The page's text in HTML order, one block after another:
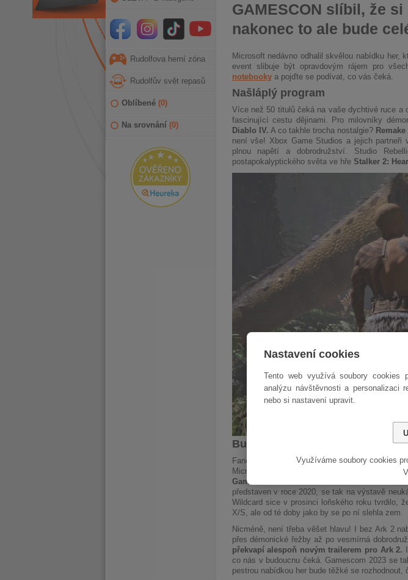
Nastavení cookies
Tento web využívá soubory cookies
analýzu návštěvnosti a personalizaci
nebo si nastavení upravit.
Využíváme soubory cookies
Rudolfova herní zóna
Rudolfův svět repasů
Oblíbené (0)
Na srovnání (0)
GAMESCON slíbil, že
nakonec to ale bude
Microsoft nedávno odhalil skvělou nabídku her,
event slibuje být opravdovým rájem pro
notebookya pojďte se podívat, co vás čeká.
Našláplý program
Více než 50 titulů čeká na vaše dychtivé ruce a
fascinující cestu dějinami. Pro milovníky
Diablo IV. A co takhle trocha nostalgie?
není vše! Xbox Game Studios a jejich
plnou napětí a dobrodružství. Studio
postapokalyptického světa ve hře Stalker 2:
Bude nebo nebude Ark 2?
Fanoušci dinosauřího survivalu Ark 2 budou
Microsoft musel tuto informaci opravit. "Šlo o
Gamescomu nesetkáme s Vinem
představen v roce 2020, se tak na výstavě
Wildcard sice v prosinci loňského roku tvrdilo,
X/S, ale od té doby jako by se po ní slehla zem.
Nicméně, není třeba věšet hlavu! I bez Ark 2
přes démonické řežby až po vesmírná
překvapí alespoň novým trailerem pro Ark 2.
co nás v budoucnu čeká. Gamescom 2023 se
pestrou nabídkou her bude těžké se rozhodnout,